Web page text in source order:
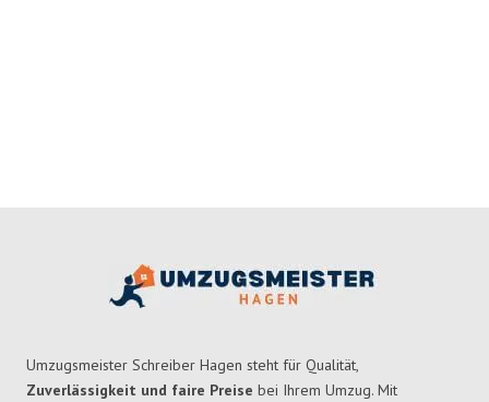
Umzugsmeister Schreiber Hagen steht für Qualität,
Zuverlässigkeit und faire Preise bei Ihrem Umzug. Mit